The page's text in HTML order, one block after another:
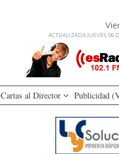
ACTUALIZADA JUEVES, 06
Cartas al Director Publicidad